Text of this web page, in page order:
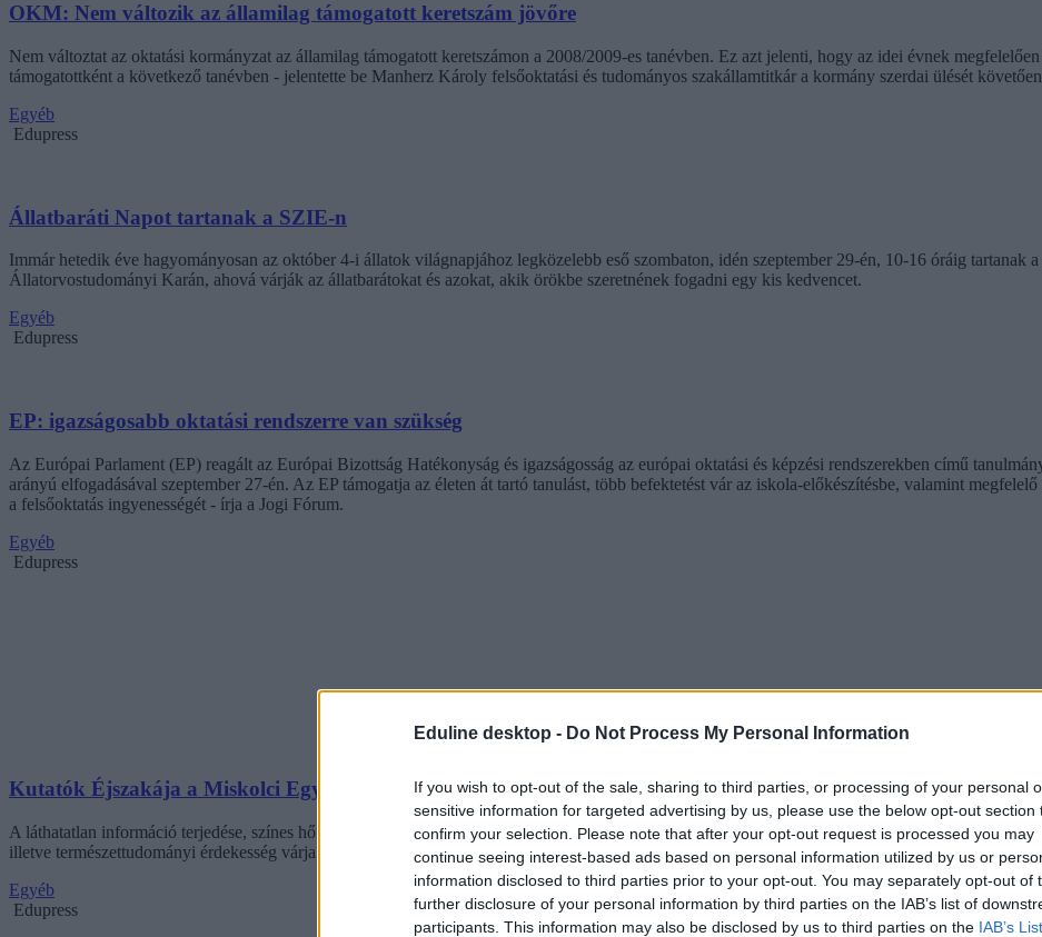
Eduline desktop - Do Not Process My Personal Information
If you wish to opt-out of the sale, sharing to third parties, or processing of your personal
sensitive information for targeted advertising by us, please use the below opt-out section
confirm your selection. Please note that after your opt-out request is processed you may
continue seeing interest-based ads based on personal information utilized by us or
information disclosed to third parties prior to your opt-out. You may separately opt-out of
further disclosure of your personal information by third parties on the IAB’s list of
participants. This information may also be disclosed by us to third parties on the IAB’s
OKM: Nem változik az államilag támogatott keretszám jövőre
Nem változtat az oktatási kormányzat az államilag támogatott keretszámon a 2008/2009-es tanévben. Ez azt jelenti, hogy az idei évnek
támogatottként a következő tanévben - jelentette be Manherz Károly felsőoktatási és tudományos szakállamtitkár a kormány szerdai ülését
Egyéb
Edupress
Állatbaráti Napot tartanak a SZIE-n
Immár hetedik éve hagyományosan az október 4-i állatok világnapjához legközelebb eső szombaton, idén szeptember 29-én, 10-16 óráig tartanak
Állatorvostudományi Karán, ahová várják az állatbarátokat és azokat, akik örökbe szeretnének fogadni egy kis kedvencet.
Egyéb
Edupress
EP: igazságosabb oktatási rendszerre van szükség
Az Európai Parlament (EP) reagált az Európai Bizottság Hatékonyság és igazságosság az európai oktatási és képzési rendszerekben című
arányú elfogadásával szeptember 27-én. Az EP támogatja az életen át tartó tanulást, több befektetést vár az iskola-előkészítésbe, valamint
a felsőoktatás ingyenességét - írja a Jogi Fórum.
Egyéb
Edupress
Kutatók Éjszakája a Miskolci Egyetemen
A láthatatlan információ terjedése, színes hőfelvételek készítése, hangunk színe, a belsőégésű motorok fejlődéstörténete, az innováció-marketing,
illetve természettudományi érdekesség várja a látogatókat a Miskolci Egyetemen megrendezett Kutatók Éjszakája program keretében szeptember
Egyéb
Edupress